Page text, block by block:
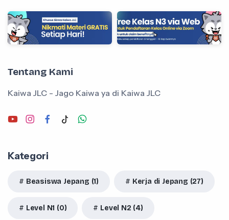
Tentang Kami
Kaiwa JLC - Jago Kaiwa ya di Kaiwa JLC
Kategori
Beasiswa Jepang (1) Kerja di Jepang (27)
Level N1 (0) Level N2 (4)